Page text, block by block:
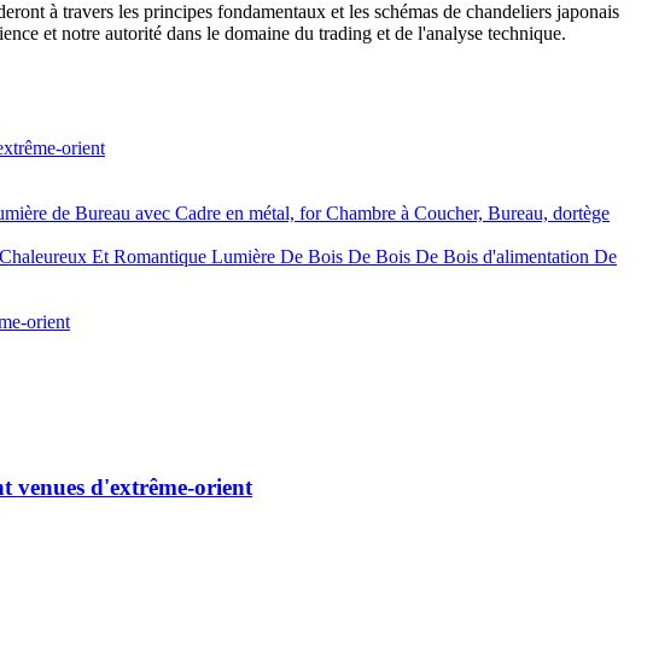
à travers les principes fondamentaux et les schémas de chandeliers japonais
et notre autorité dans le domaine du trading et de l'analyse technique.
orient
de Bureau avec Cadre en métal, for Chambre à Coucher, Bureau, dortège
Et Romantique Lumière De Bois De Bois De Bois d'alimentation De
orient
venues d'extrême-orient